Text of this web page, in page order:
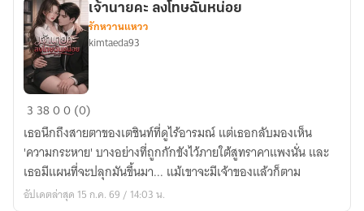
เจ้า
นาย
คะ
ลงโทษ
ฉัน
หน่อย
เจ้านายคะ ลงโทษฉันหน่อย
รักหวานแหวว
kimtaeda93
3 3800 (0)
เธอนึกถึงสายตาของเตชินท์ที่ดูไร้อารมณ์ แต่เธอกลับมองเห็น
'ความกระหาย' บางอย่างที่ถูกกักขังไว้ภายใต้สูทราคาแพงนั่น และ
เธอมีแผนที่จะปลุกมันขึ้นมา... แม้เขาจะมีเจ้าของแล้วก็ตาม
อัปเดตล่าสุด 15 ก.ค. 69 / 14:03 น.